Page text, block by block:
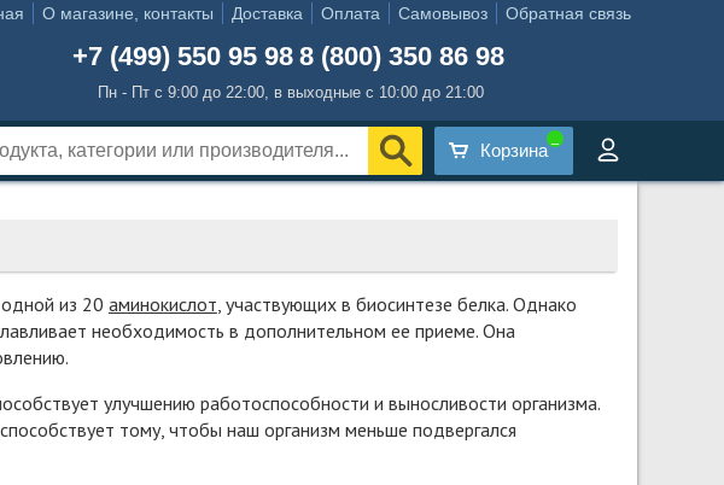
О магазине, контакты Доставка Оплата Самовывоз Обратная связь
+7 (499) 550 95 98 8 (800) 350 86 98
Пн - Пт с 9:00 до 22:00, в выходные с 10:00 до 21:00
Корзина
одной из 20 аминокислот , участвующих в биосинтезе белка. Однако
необходимость в дополнительном ее приеме. Она
улучшению работоспособности и выносливости организма.
тому, чтобы наш организм меньше подвергался